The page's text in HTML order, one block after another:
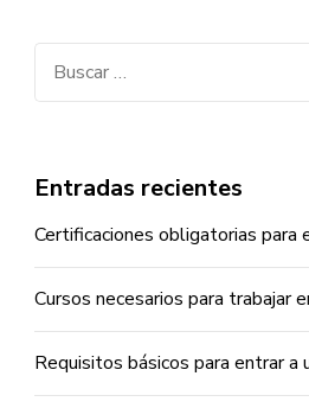
Entradas recientes
Certificaciones obligatorias para
Cursos necesarios para trabajar
Requisitos básicos para entrar a